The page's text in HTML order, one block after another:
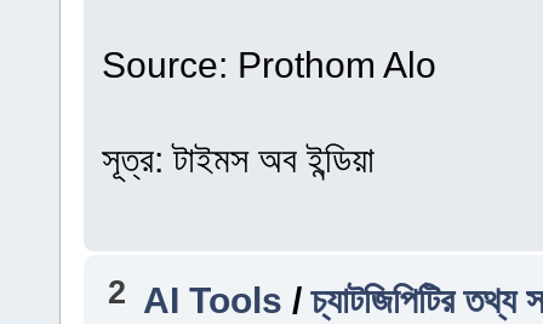
Source: Prothom Alo
সূত্র: টাইমস অব ইন্ডিয়া
2 AI Tools /চ্যাটজিপিটির তথ্য